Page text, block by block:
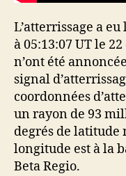
L’atterrissage a
à 05:13:07 UT le
n’ont été
signal
coordonnées
un rayon de 93
degrés de latitude
longitude est à la
Beta Regio.